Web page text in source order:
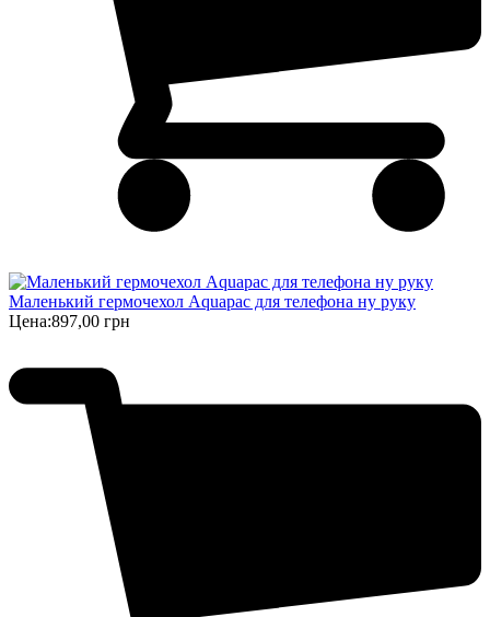
Маленький гермочехол Aquapac для телефона ну руку
Цена:897,00 грн